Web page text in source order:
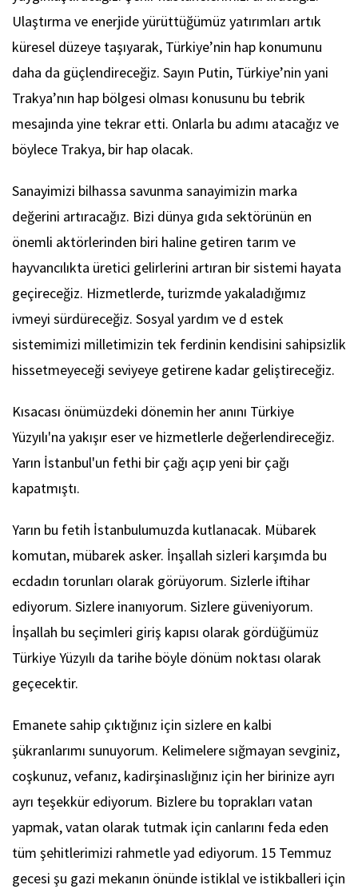
Ulaştırma ve enerjide yürüttüğümüz yatırımları artık
küresel düzeye taşıyarak, Türkiye’nin hap konumunu
daha da güçlendireceğiz. Sayın Putin, Türkiye’nin yani
Trakya’nın hap bölgesi olması konusunu bu tebrik
mesajında yine tekrar etti. Onlarla bu adımı atacağız ve
böylece Trakya, bir hap olacak.
Sanayimizi bilhassa savunma sanayimizin marka
değerini artıracağız. Bizi dünya gıda sektörünün en
önemli aktörlerinden biri haline getiren tarım ve
hayvancılıkta üretici gelirlerini artıran bir sistemi hayata
geçireceğiz. Hizmetlerde, turizmde yakaladığımız
ivmeyi sürdüreceğiz. Sosyal yardım ve d estek
sistemimizi milletimizin tek ferdinin kendisini sahipsizlik
hissetmeyeceği seviyeye getirene kadar geliştireceğiz.
Kısacası önümüzdeki dönemin her anını Türkiye
Yüzyılı'na yakışır eser ve hizmetlerle değerlendireceğiz.
Yarın İstanbul'un fethi bir çağı açıp yeni bir çağı
kapatmıştı.
Yarın bu fetih İstanbulumuzda kutlanacak. Mübarek
komutan, mübarek asker. İnşallah sizleri karşımda bu
ecdadın torunları olarak görüyorum. Sizlerle iftihar
ediyorum. Sizlere inanıyorum. Sizlere güveniyorum.
İnşallah bu seçimleri giriş kapısı olarak gördüğümüz
Türkiye Yüzyılı da tarihe böyle dönüm noktası olarak
geçecektir.
Emanete sahip çıktığınız için sizlere en kalbi
şükranlarımı sunuyorum. Kelimelere sığmayan sevginiz,
coşkunuz, vefanız, kadirşinaslığınız için her birinize ayrı
ayrı teşekkür ediyorum. Bizlere bu toprakları vatan
yapmak, vatan olarak tutmak için canlarını feda eden
tüm şehitlerimizi rahmetle yad ediyorum. 15 Temmuz
gecesi şu gazi mekanın önünde istiklal ve istikballeri için